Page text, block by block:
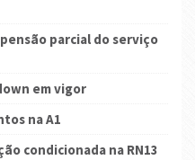
parcial do serviço
em vigor
na A1
condicionada na RN13